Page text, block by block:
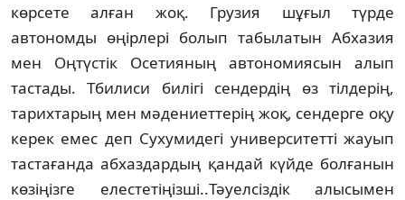
көрсете алған жоқ. Грузия шұғыл түрде
автономды өңiрлерi болып табылатын Абхазия
мен Оңтүстiк Осетияның автономиясын алып
тастады. Тбилиси билiгi сендердiң өз тiлдерiң,
тарихтарың мен мәдениеттерiң жоқ, сендерге оқу
керек емес деп Сухумидегi университеттi жауып
тастағанда абхаздардың қандай күйде болғанын
көзiңiзге елестетiңiзшi..Тәуелсiздiк алысымен